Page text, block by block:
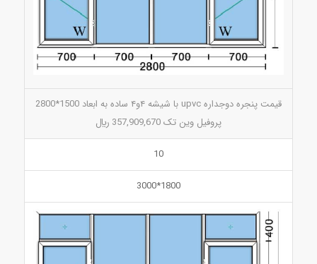
قیمت پنجره دوجداره upvc با شیشه ۴و۴ ساده به ابعاد 1500*2800
پروفیل وین تک 357,909,670 ريال
10
1800*3000